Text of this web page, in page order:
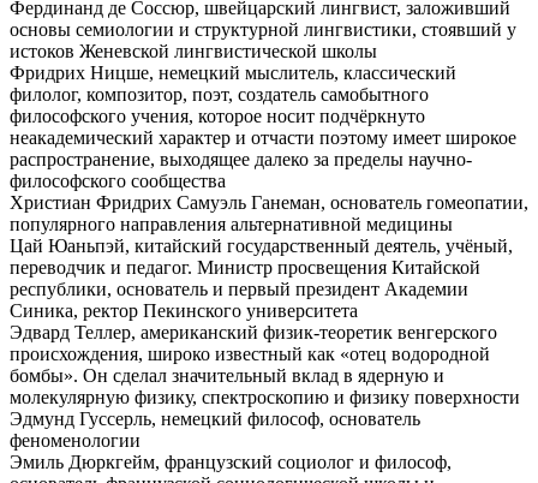
Фердинанд де Соссюр, швейцарский лингвист, заложивший
основы семиологии и структурной лингвистики, стоявший у
истоков Женевской лингвистической школы
Фридрих Ницше, немецкий мыслитель, классический
филолог, композитор, поэт, создатель самобытного
философского учения, которое носит подчёркнуто
неакадемический характер и отчасти поэтому имеет широкое
распространение, выходящее далеко за пределы научно-
философского сообщества
Христиан Фридрих Самуэль Ганеман, основатель гомеопатии,
популярного направления альтернативной медицины
Цай Юаньпэй, китайский государственный деятель, учёный,
переводчик и педагог. Министр просвещения Китайской
республики, основатель и первый президент Академии
Синика, ректор Пекинского университета
Эдвард Теллер, американский физик-теоретик венгерского
происхождения, широко известный как «отец водородной
бомбы». Он сделал значительный вклад в ядерную и
молекулярную физику, спектроскопию и физику поверхности
Эдмунд Гуссерль, немецкий философ, основатель
феноменологии
Эмиль Дюркгейм, французский социолог и философ,